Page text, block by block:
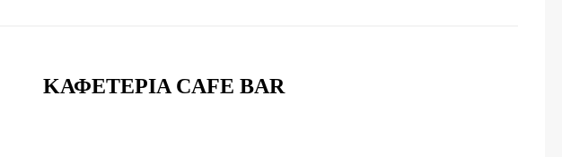
ΚΑΦΕΤΕΡΙΑ CAFE BAR